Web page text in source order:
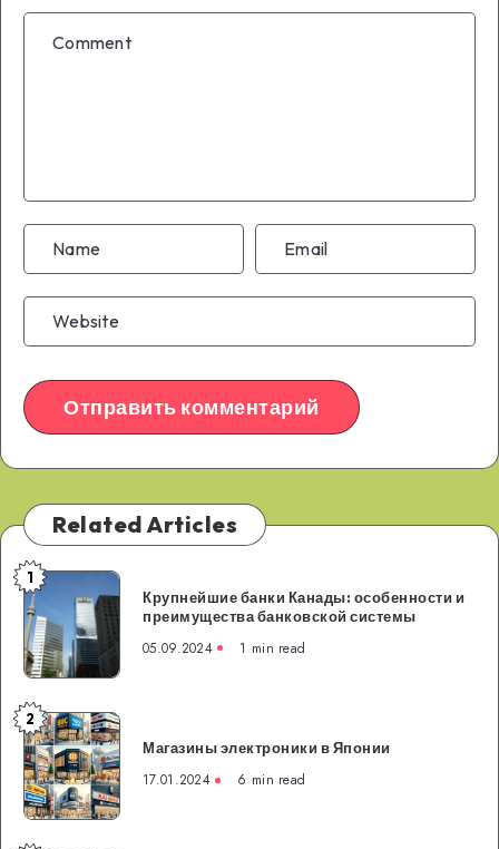
Related Articles
Крупнейшие
банки
Канады:
особенности
и
преимущества
банковской
системы
1
Крупнейшие банки Канады: особенности и
преимущества банковской системы
05.09.2024 1 min read
Магазины
электроники
в
Японии
2
Магазины электроники в Японии
17.01.2024 6 min read